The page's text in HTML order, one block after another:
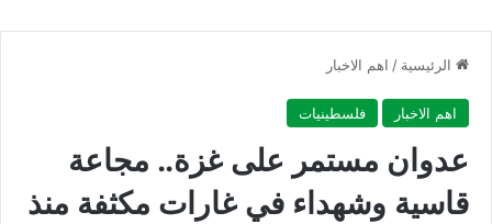
الرئيسية / اهم الاخبار
اهم الاخبار فلسطينيات
عدوان مستمر على غزة.. مجاعة
قاسية وشهداء في غارات مكثفة منذ